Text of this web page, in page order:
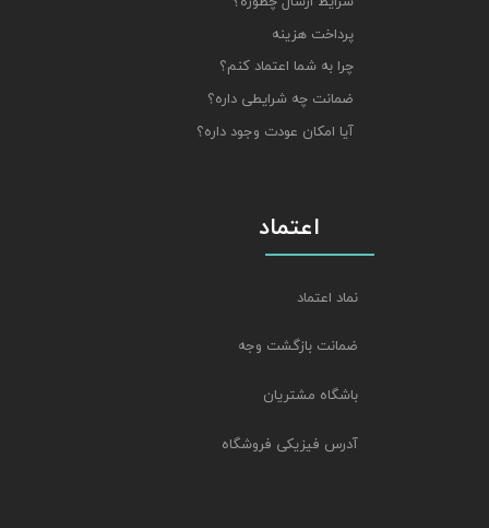
پرداخت هزینه
چرا به شما اعتماد کنم؟
ضمانت چه شرایطی داره؟
آیا امکان عودت وجود داره؟
اعتماد
نماد اعتماد
ضمانت بازگشت وجه
باشگاه مشتریان
آدرس فیزیکی فروشگاه